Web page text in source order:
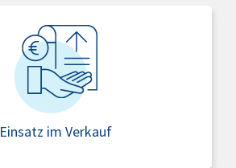
Einsatz im Verkauf